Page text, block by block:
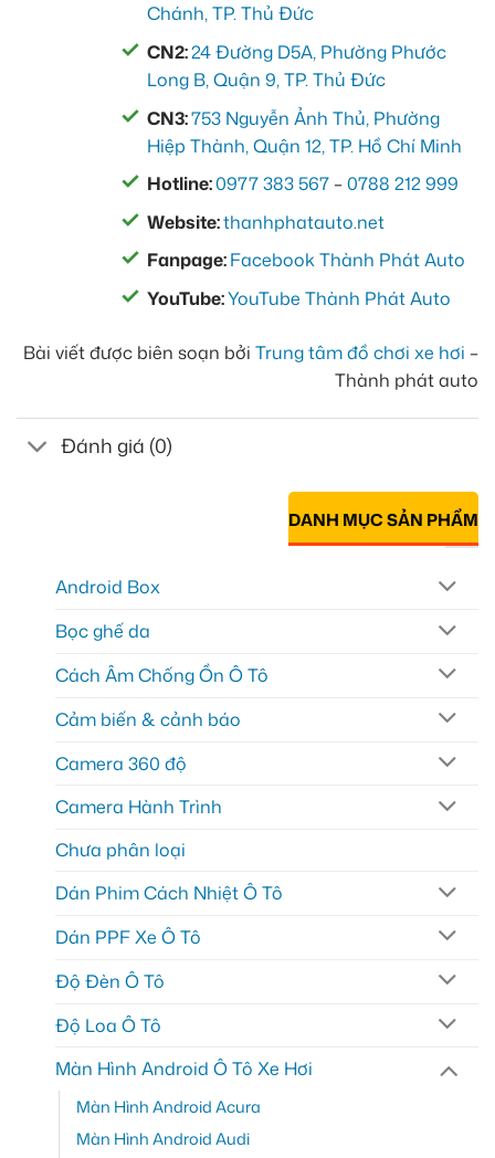
Chánh, TP. Thủ Đức
CN2:24 Đường D5A, Phường Phước
Long B, Quận 9, TP. Thủ Đức
CN3:753 Nguyễn Ảnh Thủ, Phường
Hiệp Thành, Quận 12, TP. Hồ Chí Minh
Hotline:0977 383 567 –0788 212 999
Website:thanhphatauto.net
Fanpage:Facebook Thành Phát Auto
YouTube:YouTube Thành Phát Auto
Bài viết được biên soạn bởi Trung tâm đồ chơi xe hơi –
Thành phát auto
Đánh giá (0)
DANH MỤC SẢN PHẨM
Android Box
Bọc ghế da
Cách Âm Chống Ồn Ô Tô
Cảm biến & cảnh báo
Camera 360 độ
Camera Hành Trình
Chưa phân loại
Dán Phim Cách Nhiệt Ô Tô
Dán PPF Xe Ô Tô
Độ Đèn Ô Tô
Độ Loa Ô Tô
Màn Hình Android Ô Tô Xe Hơi
Màn Hình Android Acura
Màn Hình Android Audi